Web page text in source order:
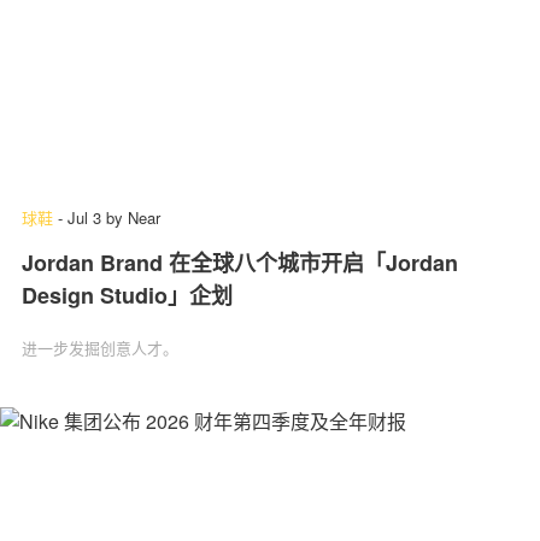
球鞋 - Jul 3 by Near
Jordan Brand 在全球八个城市开启「Jordan
Design Studio」企划
进一步发掘创意人才。